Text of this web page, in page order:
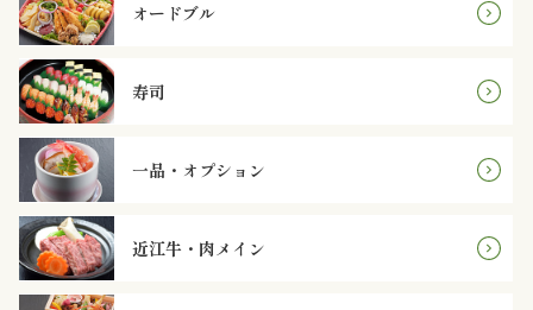
楽・
観
光
家
族
の
オードブル
寿司
一品・オプション
近江牛・肉メイン